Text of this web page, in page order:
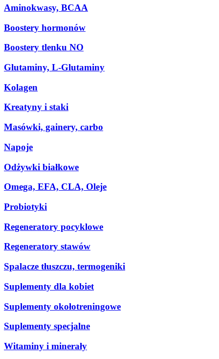
Aminokwasy, BCAA
Boostery hormonów
Boostery tlenku NO
Glutaminy, L-Glutaminy
Kolagen
Kreatyny i staki
Masówki, gainery, carbo
Napoje
Odżywki białkowe
Omega, EFA, CLA, Oleje
Probiotyki
Regeneratory pocyklowe
Regeneratory stawów
Spalacze tłuszczu, termogeniki
Suplementy dla kobiet
Suplementy okołotreningowe
Suplementy specjalne
Witaminy i minerały